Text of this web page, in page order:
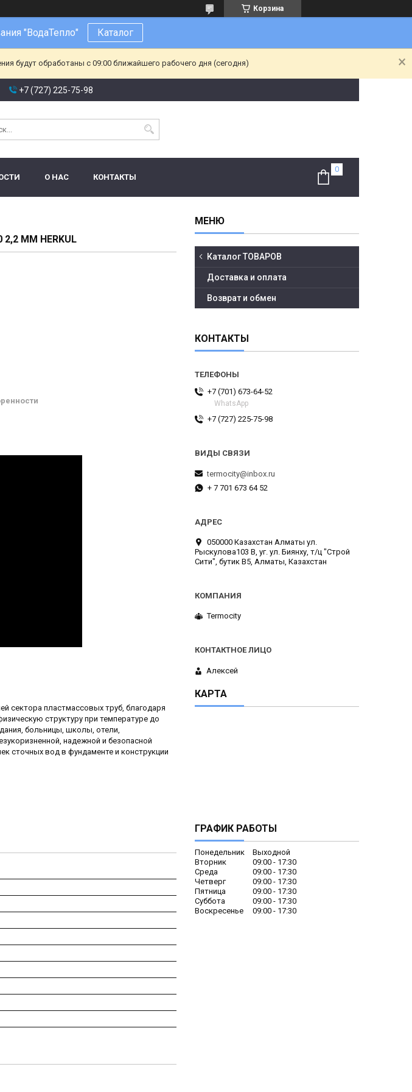
Корзина
"ВодаТепло" Каталог
будут обработаны с 09:00 ближайшего рабочего дня (сегодня)
+7 (727) 225-75-98
О НАС КОНТАКТЫ
ММ HERKUL
сектора пластмассовых труб, благодаря
структуру при температуре до
больницы, школы, отели,
надежной и безопасной
сточных вод в фундаменте и конструкции
Каталог ТОВАРОВ
Доставка и оплата
Возврат и обмен
КОНТАКТЫ
+7 (701) 673-64-52
WhatsApp
+7 (727) 225-75-98
termocity@inbox.ru
+ 7 701 673 64 52
050000 Казахстан Алматы ул.
Рыскулова103 В, уг. ул. Биянху, т/ц "Строй
Сити", бутик В5, Алматы, Казахстан
Termocity
Алексей
КАРТА
ГРАФИК РАБОТЫ
Понедельник
Выходной
Вторник
09:00
17:30
Среда
09:00
17:30
Четверг
09:00
17:30
Пятница
09:00
17:30
Суббота
09:00
17:30
Воскресенье
09:00 17:30